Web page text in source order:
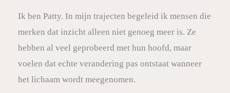
Ik ben Patty. In mijn trajecten begeleid ik mensen die
merken dat inzicht alleen niet genoeg meer is. Ze
hebben al veel geprobeerd met hun hoofd, maar
voelen dat echte verandering pas ontstaat wanneer
het lichaam wordt meegenomen.